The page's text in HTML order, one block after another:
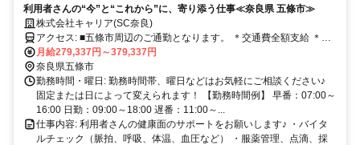
利用者さんの“今”と“これから”に、寄り添う仕事≪奈良県 五條市≫
株式会社キャリア(SC奈良)
アクセス: ■五條市周辺のご通勤となります。 ＊交通費全額支給 ＊車
通勤・バイク通勤OK（ガソリン代支給） ＊自転車通勤OK
月給279,337円～379,337円
奈良県五條市
勤務時間・曜日: 勤務時間帯、曜日などはお気軽にご相談ください♪
固定または日によって変えられます！ 【勤務時間例】 早番：07:00～
16:00 日勤：09:00～18:00 遅番：11:00～...
仕事内容: 利用者さんの健康面のサポートをお願いします♪ ・バイタ
ルチェック（脈拍、呼吸、体温、血圧など） ・服薬管理、点滴、採